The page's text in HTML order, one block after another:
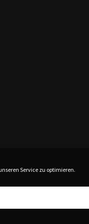
Service zu optimieren.